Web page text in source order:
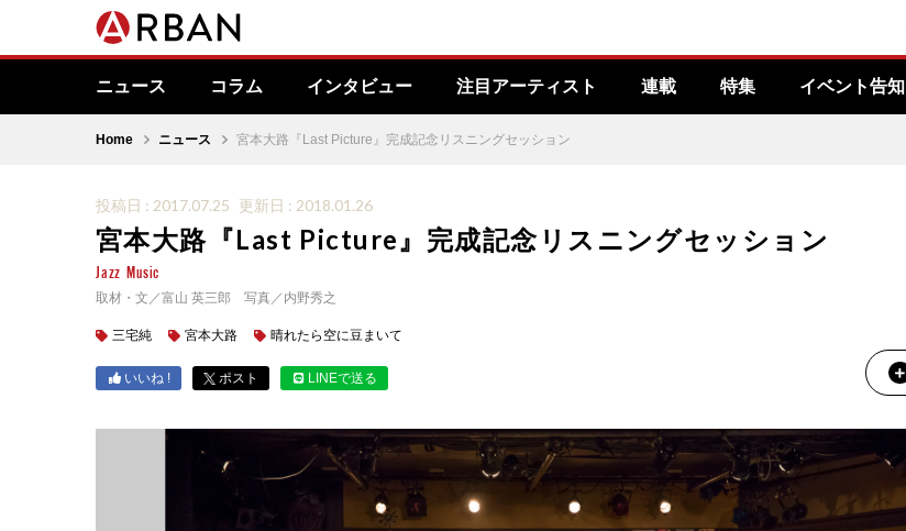
ニュース コラム インタビュー 注目アーティスト 連載 特集 イベント告知
Home ニュース 宮本大路『Last Picture』完成記念リスニングセッション
投稿日 : 2017.07.25 更新日 : 2018.01.26
宮本大路『Last Picture』完成記念リスニングセッション
Jazz Music
取材・文／富山 英三郎 写真／内野秀之
三宅純 宮本大路 晴れたら空に豆まいて
いいね ! ポスト LINEで送る